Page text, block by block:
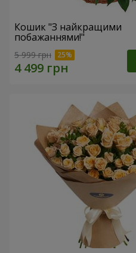
Кошик "З найкращими
побажаннями!"
5 999 грн